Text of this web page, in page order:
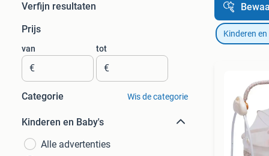
Verfijn resultaten
Prijs
van
€
tot
€
Categorie Wis de categorie
Kinderen en Baby's
Alle advertenties
Kinderen